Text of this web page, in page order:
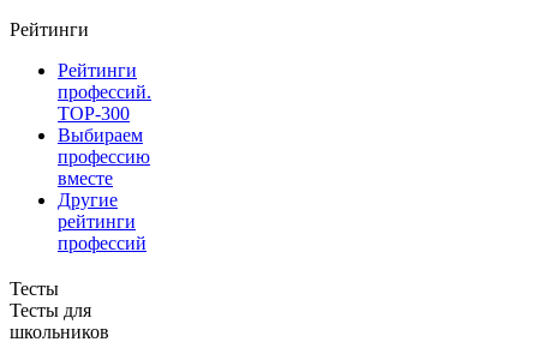
Рейтинги
Рейтинги
профессий.
TOP-300
Выбираем
профессию
вместе
Другие
рейтинги
профессий
Тесты
Тесты для
школьников